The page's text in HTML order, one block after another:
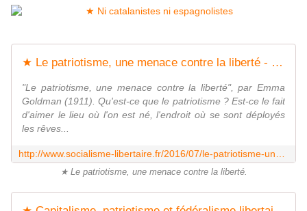
★ Le patriotisme, une menace contre la liberté - Socialisme libertaire
"Le patriotisme, une menace contre la liberté", par Emma
Goldman (1911). Qu'est-ce que le patriotisme ? Est-ce le fait
d'aimer le lieu où l'on est né, l'endroit où se sont déployés
les rêves...
★ Le patriotisme, une menace contre la liberté.